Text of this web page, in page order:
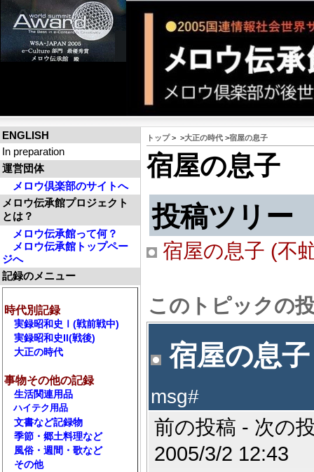
ENGLISH
In preparation
運営団体
メロウ倶楽部のサイトへ
メロウ伝承館プロジェクト
とは？
メロウ伝承館って何？
メロウ伝承館トップペー
ジへ
記録のメニュー
時代別記録
実録昭和史Ⅰ(戦前戦中)
実録昭和史II(戦後)
大正の時代
事物その他の記録
生活関連用品
ハイテク用品
文書など記録物
季節・郷土料理など
風俗・週間・歌など
その他
トップ> >大正の時代 >宿屋の息子
宿屋の息子
投稿ツリー
宿屋の息子 (不
このトピックの
宿屋の息子
msg#
前の投稿 - 次の
2005/3/2 12:43